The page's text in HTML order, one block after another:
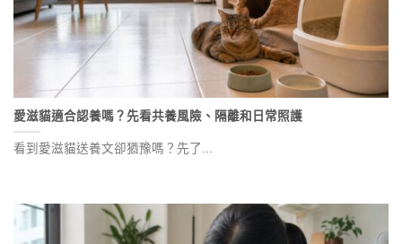
愛滋貓適合認養嗎？先看共養風險、隔離和日常照護
看到愛滋貓送養文卻猶豫嗎？先了...